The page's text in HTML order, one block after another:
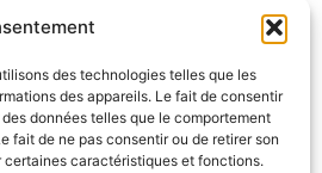
des technologies telles que les
des appareils. Le fait de consentir
données telles que le comportement
fait de ne pas consentir ou de retirer son
caractéristiques et fonctions.